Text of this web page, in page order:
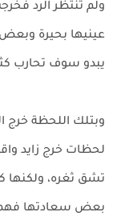
ولم تنتظر الرد
عينيها بحيرة وبعض
يبدو سوف تحارب
وبتلك اللحظة خرج
لحظات خرج زايد
تشق ثغره، ولكنها
بعض سعادتها